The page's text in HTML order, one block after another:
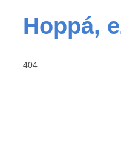
Hoppá,
404